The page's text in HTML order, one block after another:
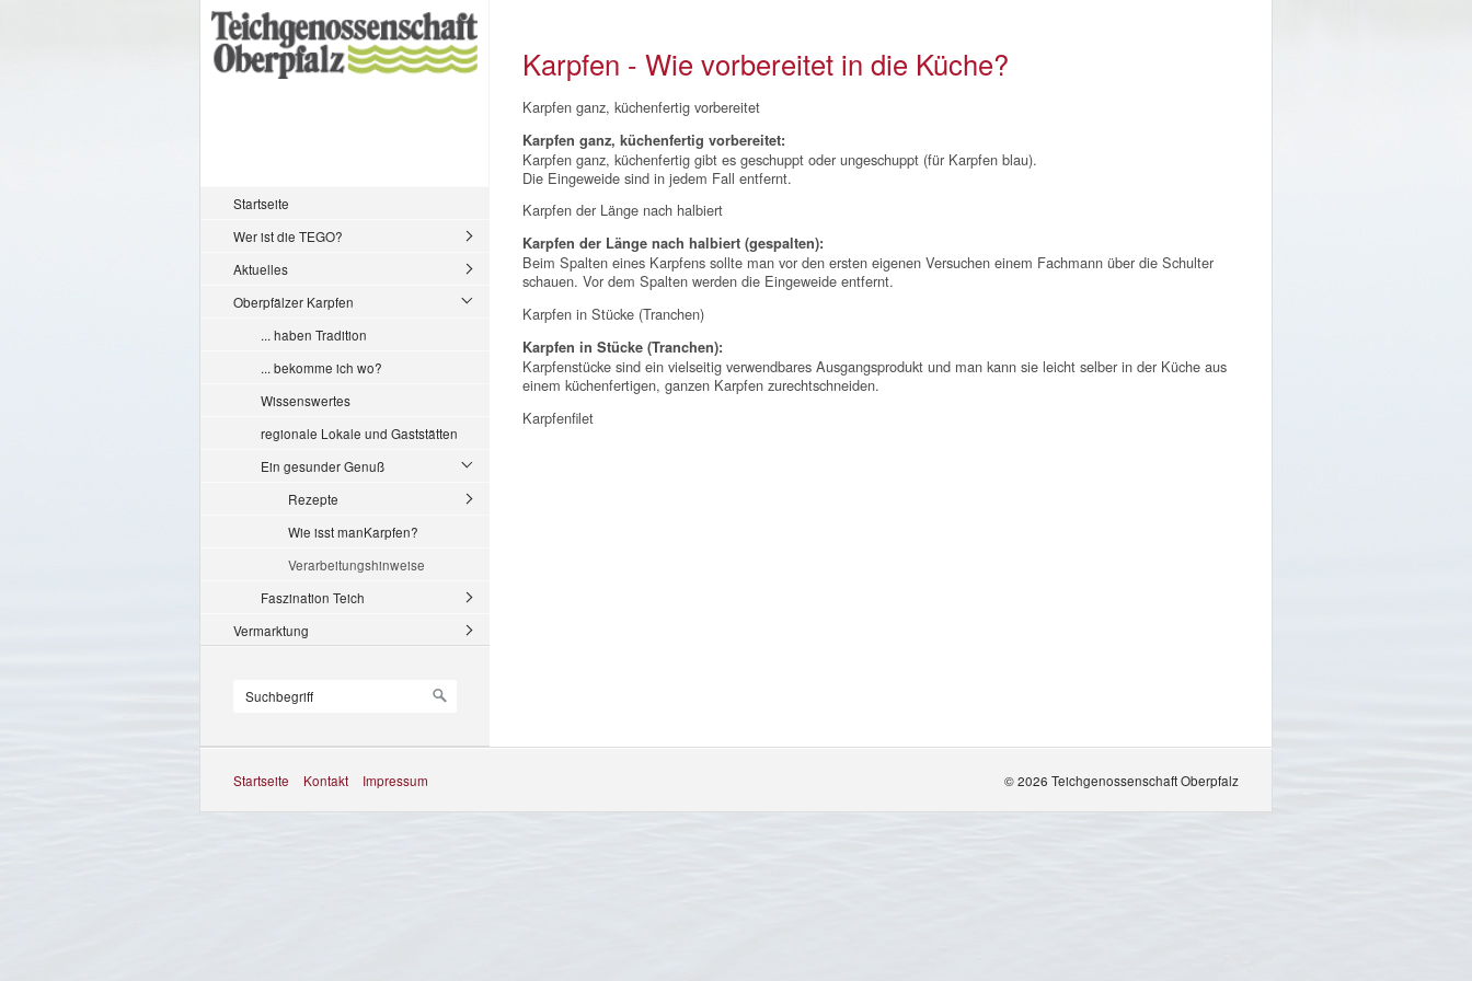
Startseite
Wer ist die TEGO?
Aktuelles
Oberpfälzer Karpfen
... haben Tradition
... bekomme ich wo?
Wissenswertes
regionale Lokale und Gaststätten
Ein gesunder Genuß
Rezepte
Wie isst manKarpfen?
Verarbeitungshinweise
Faszination Teich
Vermarktung
Karpfen - Wie vorbereitet in die Küche?
Karpfen ganz, küchenfertig vorbereitet
Karpfen ganz, küchenfertig vorbereitet:
Karpfen ganz, küchenfertig gibt es geschuppt oder ungeschuppt (für Karpfen blau).
Die Eingeweide sind in jedem Fall entfernt.
Karpfen der Länge nach halbiert
Karpfen der Länge nach halbiert (gespalten):
Beim Spalten eines Karpfens sollte man vor den ersten eigenen Versuchen einem Fachmann über die Schulter
schauen. Vor dem Spalten werden die Eingeweide entfernt.
Karpfen in Stücke (Tranchen)
Karpfen in Stücke (Tranchen):
Karpfenstücke sind ein vielseitig verwendbares Ausgangsprodukt und man kann sie leicht selber in der Küche aus
einem küchenfertigen, ganzen Karpfen zurechtschneiden.
Karpfenfilet
Startseite Kontakt Impressum © 2026 Teichgenossenschaft Oberpfalz